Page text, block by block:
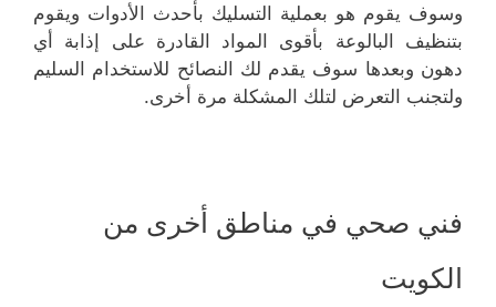
وسوف يقوم هو بعملية التسليك بأحدث الأدوات ويقوم
بتنظيف البالوعة بأقوى المواد القادرة على إذابة أي
دهون وبعدها سوف يقدم لك النصائح للاستخدام السليم
ولتجنب التعرض لتلك المشكلة مرة أخرى.
فني صحي في مناطق أخرى من
الكويت